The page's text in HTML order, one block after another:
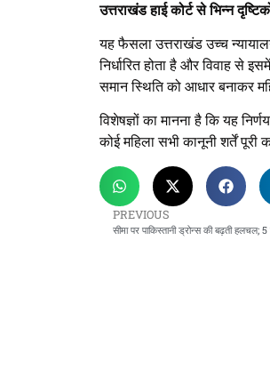
उत्तराखंड हाई कोर्ट से भिन्न
यह फैसला उत्तराखंड उच्च
निर्धारित होता है और विवाह से
समान स्थिति को आधार बनाकर
विशेषज्ञों का मानना है कि यह
कोई महिला सभी कानूनी शर्तें
PREVIOUS